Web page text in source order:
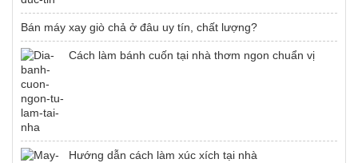
Bán máy xay giò chả ở đâu uy tín, chất lượng?
Cách làm bánh cuốn tại nhà thơm ngon chuẩn vị
Hướng dẫn cách làm xúc xích tại nhà